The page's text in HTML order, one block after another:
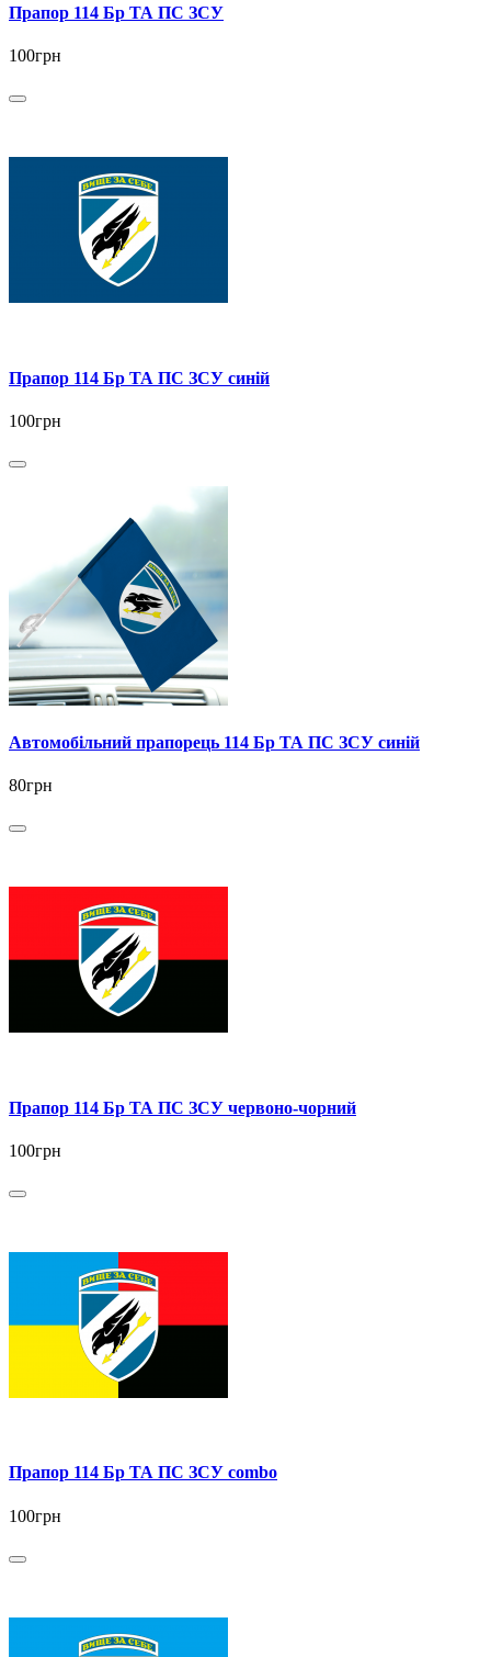
Прапор 114 Бр ТА ПС ЗСУ
100грн
Прапор 114 Бр ТА ПС ЗСУ синій
100грн
Автомобільний прапорець 114 Бр ТА ПС ЗСУ синій
80грн
Прапор 114 Бр ТА ПС ЗСУ червоно-чорний
100грн
Прапор 114 Бр ТА ПС ЗСУ combo
100грн